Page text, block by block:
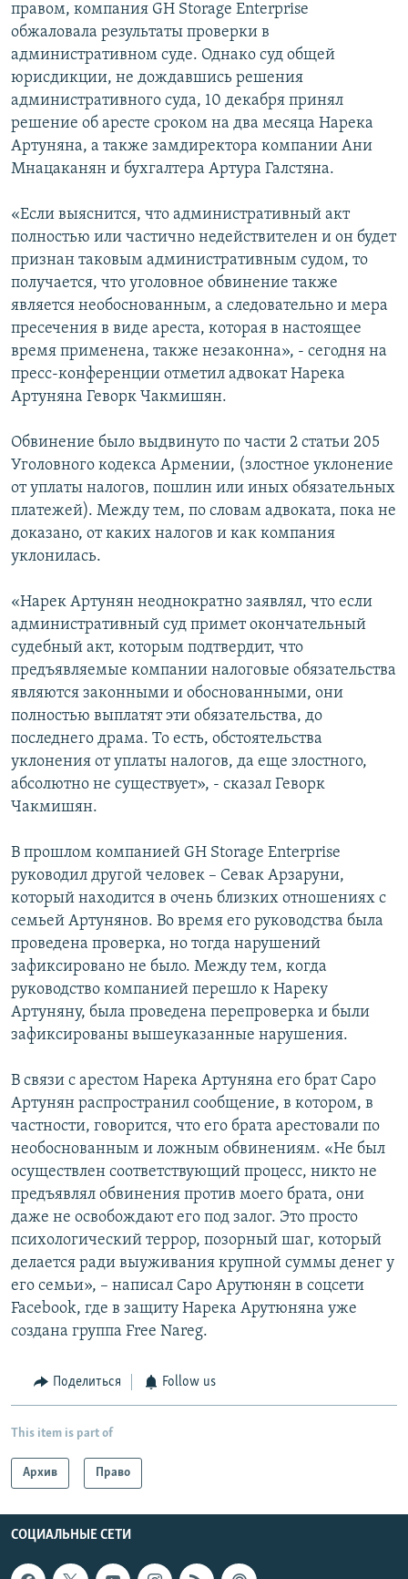
правом, компания GH Storage Enterprise
обжаловала результаты проверки в
административном суде. Однако суд общей
юрисдикции, не дождавшись решения
административного суда, 10 декабря принял
решение об аресте сроком на два месяца Нарека
Артуняна, а также замдиректора компании Ани
Мнацаканян и бухгалтера Артура Галстяна.
«Если выяснится, что административный акт
полностью или частично недействителен и он будет
признан таковым административным судом, то
получается, что уголовное обвинение также
является необоснованным, а следовательно и мера
пресечения в виде ареста, которая в настоящее
время применена, также незаконна», - сегодня на
пресс-конференции отметил адвокат Нарека
Артуняна Геворк Чакмишян.
Обвинение было выдвинуто по части 2 статьи 205
Уголовного кодекса Армении, (злостное уклонение
от уплаты налогов, пошлин или иных обязательных
платежей). Между тем, по словам адвоката, пока не
доказано, от каких налогов и как компания
уклонилась.
«Нарек Артунян неоднократно заявлял, что если
административный суд примет окончательный
судебный акт, которым подтвердит, что
предъявляемые компании налоговые обязательства
являются законными и обоснованными, они
полностью выплатят эти обязательства, до
последнего драма. То есть, обстоятельства
уклонения от уплаты налогов, да еще злостного,
абсолютно не существует», - сказал Геворк
Чакмишян.
В прошлом компанией GH Storage Enterprise
руководил другой человек – Севак Арзаруни,
который находится в очень близких отношениях с
семьей Артунянов. Во время его руководства была
проведена проверка, но тогда нарушений
зафиксировано не было. Между тем, когда
руководство компанией перешло к Нареку
Артуняну, была проведена перепроверка и были
зафиксированы вышеуказанные нарушения.
В связи с арестом Нарека Артуняна его брат Саро
Артунян распространил сообщение, в котором, в
частности, говорится, что его брата арестовали по
необоснованным и ложным обвинениям. «Не был
осуществлен соответствующий процесс, никто не
предъявлял обвинения против моего брата, они
даже не освобождают его под залог. Это просто
психологический террор, позорный шаг, который
делается ради выуживания крупной суммы денег у
его семьи», – написал Саро Арутюнян в соцсети
Facebook, где в защиту Нарека Арутюняна уже
создана группа Free Nareg.
Поделиться Follow us
This item is part of
Архив Право
СОЦИАЛЬНЫЕ СЕТИ